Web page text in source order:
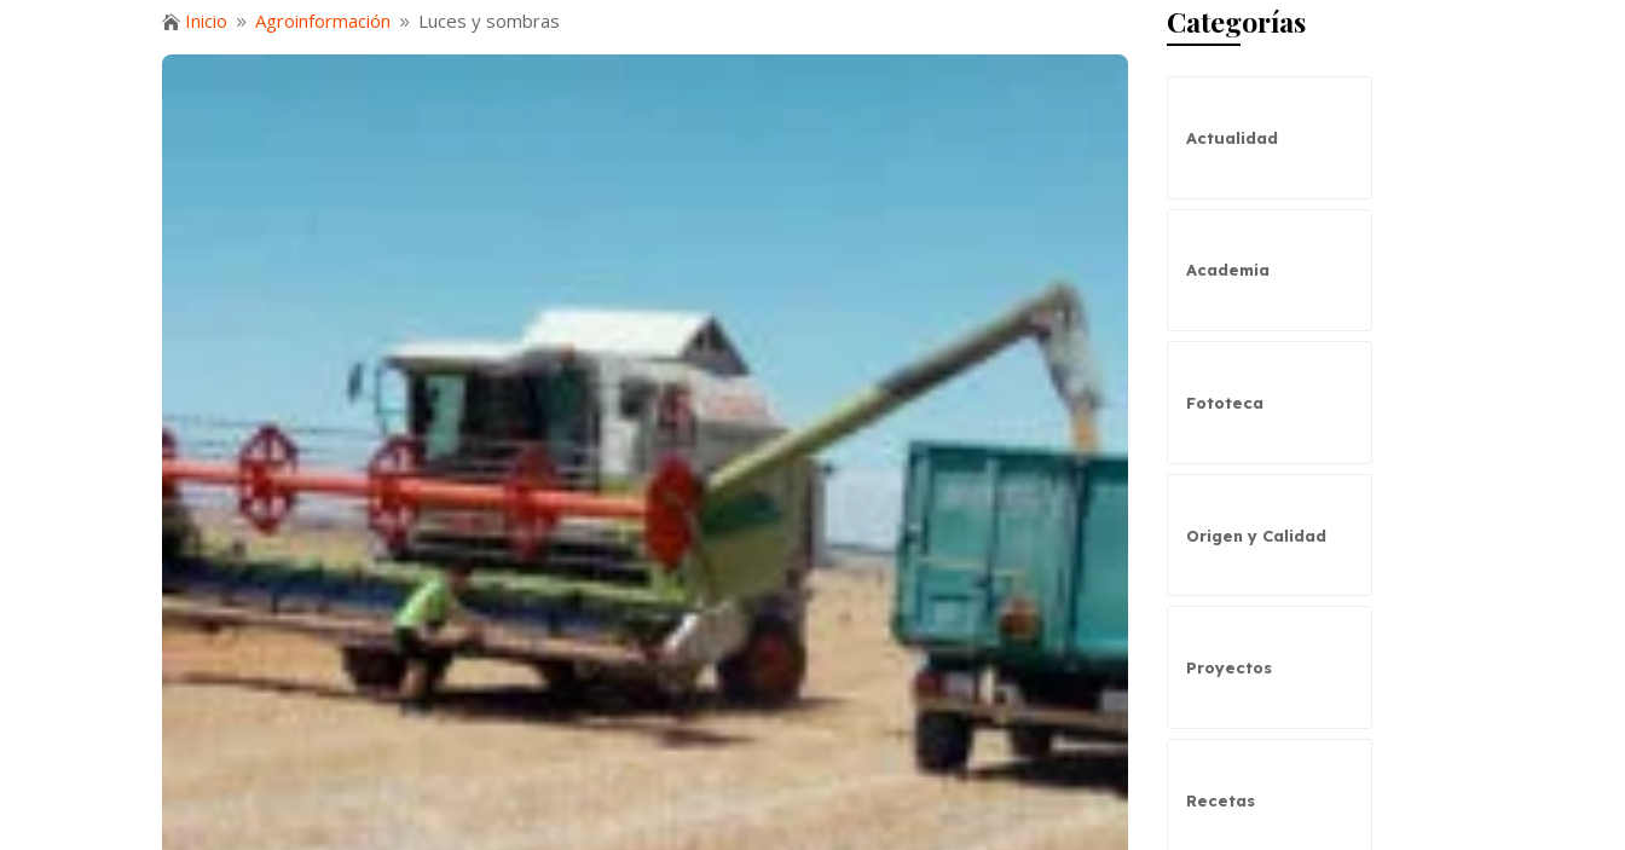
 Inicio 9 Agroinformación 9 Luces y sombras Categorías
Actualidad
Academia
Fototeca
Origen y Calidad
Proyectos
Recetas